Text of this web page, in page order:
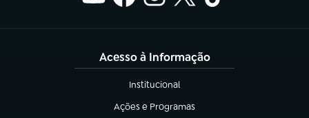
Acesso à Informação
Institucional
(abre em nova aba)
Ações e Programas
(abre em nova aba)